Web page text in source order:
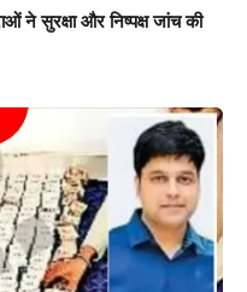
ने सुरक्षा और निष्पक्ष जांच की